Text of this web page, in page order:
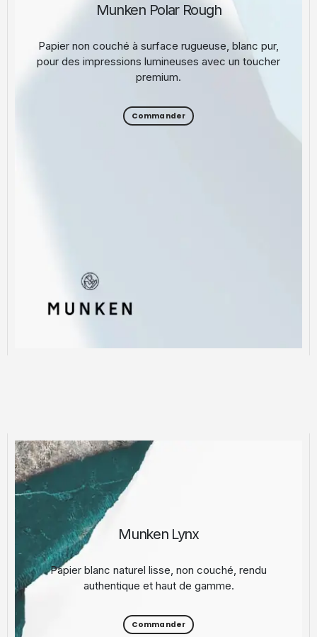
Munken Polar Rough
Papier non couché à surface rugueuse, blanc pur,
pour des impressions lumineuses avec un toucher
premium.
Commander
Munken Lynx
Papier blanc naturel lisse, non couché, rendu
authentique et haut de gamme.
Commander